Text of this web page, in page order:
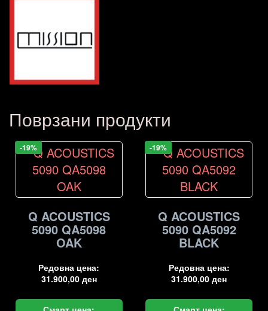
Поврзани продукти
-19%
Q ACOUSTICS
5090 QA5098
OAK
Редовна цена:
31.900,00 ден
-19%
Q ACOUSTICS
5090 QA5092
BLACK
Редовна цена:
31.900,00ден